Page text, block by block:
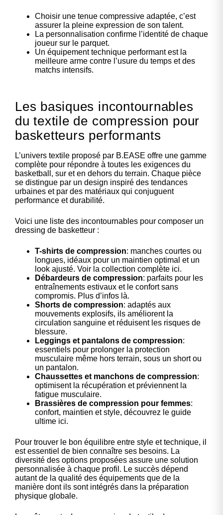
Choisir une tenue compressive adaptée, c’est
assurer la pleine expression de son talent.
La personnalisation confirme l’identité de chaque
joueur sur le parquet.
Un équipement technique performant est la
meilleure arme contre l’usure du temps et des
matchs intensifs.
Les basiques incontournables
du textile de compression pour
basketteurs performants
L’univers textile proposé par B.EASE offre une gamme
complète pour répondre à toutes les exigences du
basketball, sur et en dehors du terrain. Chaque pièce
se distingue par un design inspiré des tendances
urbaines et par des matériaux qui conjuguent
performance et durabilité.
Voici une liste des incontournables pour composer un
dressing de basketteur :
T-shirts de compression: manches courtes ou
longues, idéaux pour un maintien optimal et un
look ajusté. Voir la collection complète ici.
Débardeurs de compression: parfaits pour les
entraînements estivaux et le confort sans
compromis. Plus d’infos là.
Shorts de compression: adaptés aux
mouvements explosifs, ils améliorent la
circulation sanguine et réduisent les risques de
blessure.
Leggings et pantalons de compression:
essentiels pour prolonger la protection
musculaire même hors terrain, sous un short ou
un pantalon.
Chaussettes et manchons de compression:
optimisent la récupération et préviennent la
fatigue musculaire.
Brassières de compression pour femmes:
confort, maintien et style, découvrez le guide
ultime ici.
Pour trouver le bon équilibre entre style et technique, il
est essentiel de bien connaître ses besoins. La
diversité des options proposées assure une solution
personnalisée à chaque profil. Le succès dépend
autant de la qualité des équipements que de la
manière dont ils sont intégrés dans la préparation
physique globale.